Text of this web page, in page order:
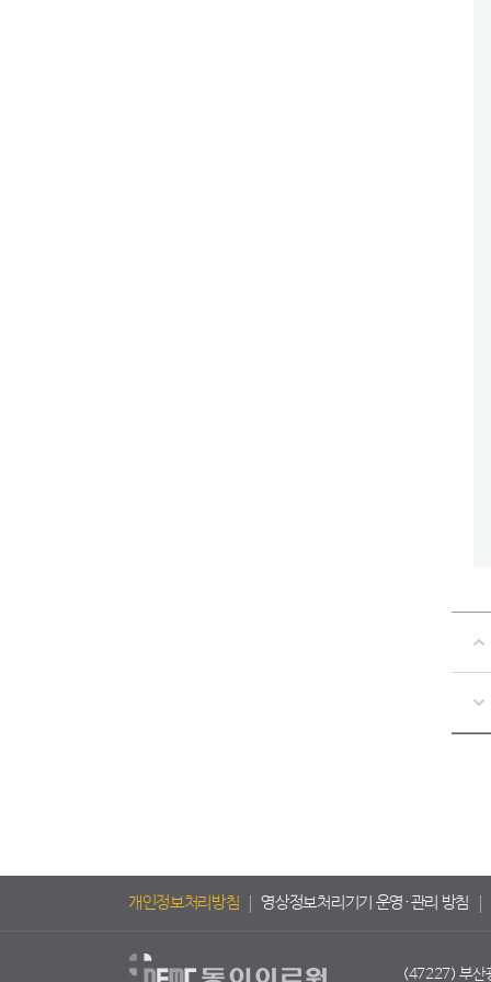
개인정보처리방침 영상정보처리기기 운영·관리 방침
(47227) 부산